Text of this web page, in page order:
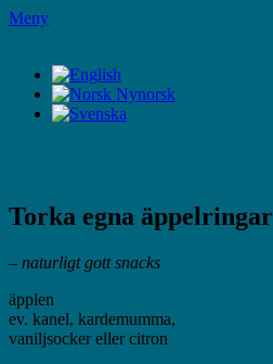
Hoppa
Meny
Torka egna äppelringar
– naturligt gott snacks
äpplen
ev. kanel, kardemumma,
vaniljsocker eller citron